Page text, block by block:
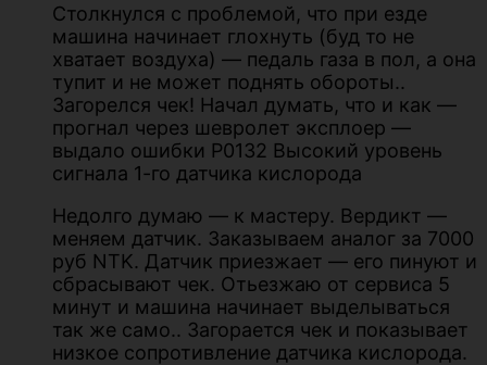
Столкнулся с проблемой, что при езде
машина начинает глохнуть (буд то не
хватает воздуха) — педаль газа в пол, а она
тупит и не может поднять обороты..
Загорелся чек! Начал думать, что и как —
прогнал через шевролет эксплоер —
выдало ошибки Р0132 Высокий уровень
сигнала 1-го датчика кислорода
Недолго думаю — к мастеру. Вердикт —
меняем датчик. Заказываем аналог за 7000
руб NTK. Датчик приезжает — его пинуют и
сбрасывают чек. Отьезжаю от сервиса 5
минут и машина начинает выделываться
так же само.. Загорается чек и показывает
низкое сопротивление датчика кислорода.